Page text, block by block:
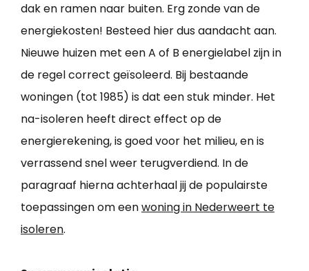
dak en ramen naar buiten. Erg zonde van de
energiekosten! Besteed hier dus aandacht aan.
Nieuwe huizen met een A of B energielabel zijn in
de regel correct geïsoleerd. Bij bestaande
woningen (tot 1985) is dat een stuk minder. Het
na-isoleren heeft direct effect op de
energierekening, is goed voor het milieu, en is
verrassend snel weer terugverdiend. In de
paragraaf hierna achterhaal jij de populairste
toepassingen om eenwoning in Nederweert te
isoleren.